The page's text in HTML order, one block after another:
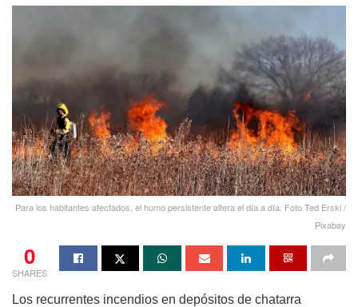
Para los habitantes afectados, el humo persistente altera el día a día. Foto Ted Erski /
Pixabay
0
SHARES
Los recurrentes incendios en depósitos de chatarra